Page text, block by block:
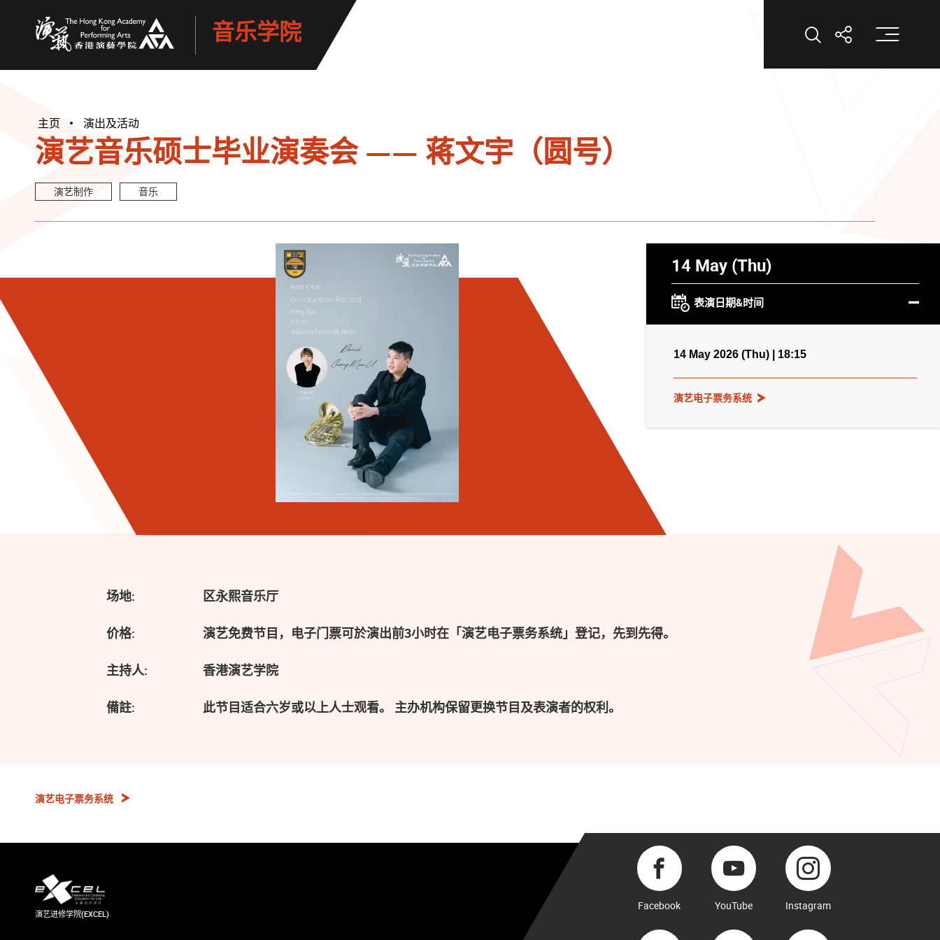
音乐学院 打开搜索打开分享打
主页 演出及活动
演艺音乐硕士毕业演奏会 —— 蒋文宇（圆号）
演艺制作 音乐
14 May (Thu)
表演日期&时间
14 May 2026 (Thu) | 18:15
演艺电子票务系统
场地: 区永熙音乐厅
价格: 演艺免费节目，电子门票可於演出前3小时在「演艺电子票务系统」登记，先到先得。
主持人: 香港演艺学院
備註: 此节目适合六岁或以上人士观看。 主办机构保留更换节目及表演者的权利。
演艺电子票务系统
演艺进修学院(EXCEL)
Facebook YouTube Instagram